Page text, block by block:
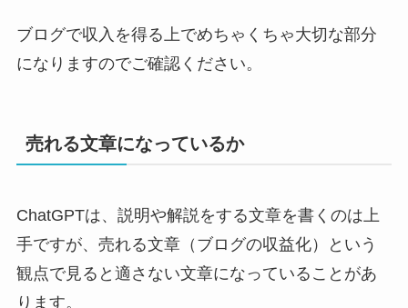
ブログで収入を得る上でめちゃくちゃ大切な部分
になりますのでご確認ください。
売れる文章になっているか
ChatGPTは、説明や解説をする文章を書くのは上
手ですが、売れる文章（ブログの収益化）という
観点で見ると適さない文章になっていることがあ
ります。